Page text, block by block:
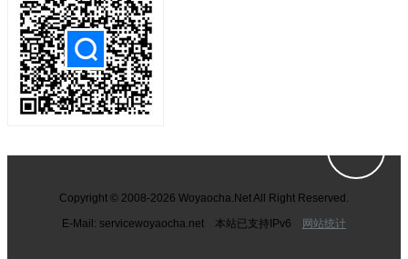
Copyright © 2008-2026 Woyaocha.Net All Right Reserved.
E-Mail: servicewoyaocha.net 本站已支持IPv6 网站统计